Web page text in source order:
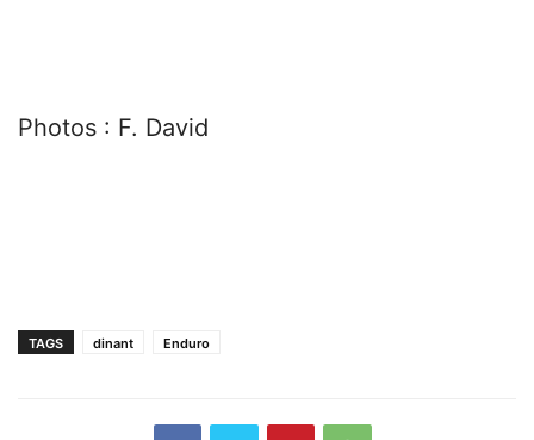
Photos : F. David
TAGS dinant Enduro